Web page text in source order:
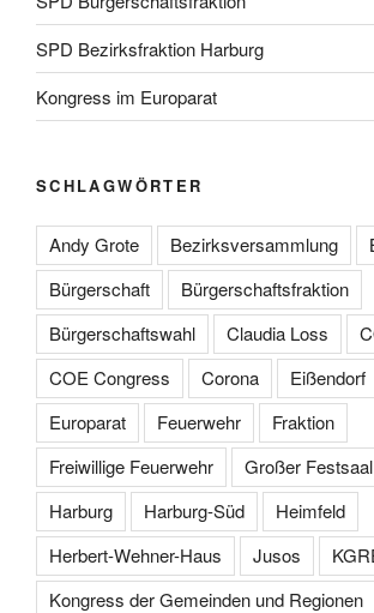
SPD Bezirksfraktion Harburg
Kongress im Europarat
SCHLAGWÖRTER
Andy Grote Bezirksversammlung
Bürgerschaft
Bürgerschaftsfraktion
Bürgerschaftswahl
Claudia Loss
COE Congress
Corona Eißendorf
Europarat
Feuerwehr
Fraktion
Freiwillige Feuerwehr
Großer Festsaal
Harburg
Harburg-Süd
Heimfeld
Herbert-Wehner-Haus
Jusos
Kongress der Gemeinden und Regionen